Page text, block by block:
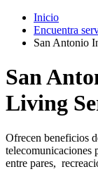
Inicio
Encuentra
San Antonio
San
Living
Ofrecen beneficios
telecomunicaciones
entre pares,